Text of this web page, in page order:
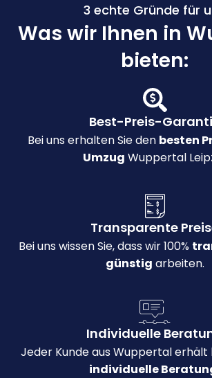
3 echte Gründe für
Was wir Ihnen in
bieten:
Best-Preis-
Bei uns erhalten Sie den besten
Umzug Wuppertal
Transparente
Bei uns wissen Sie, dass wir 100%
günstig arbeiten.
Individuelle
Jeder Kunde aus Wuppertal erhält
individuelle